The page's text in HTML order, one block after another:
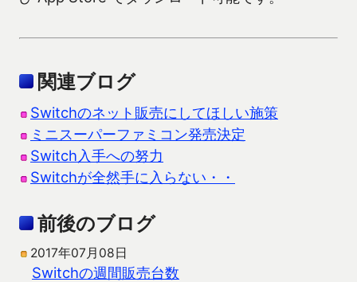
関連ブログ
Switchのネット販売にしてほしい施策
ミニスーパーファミコン発売決定
Switch入手への努力
Switchが全然手に入らない・・
前後のブログ
2017年07月08日
Switchの週間販売台数